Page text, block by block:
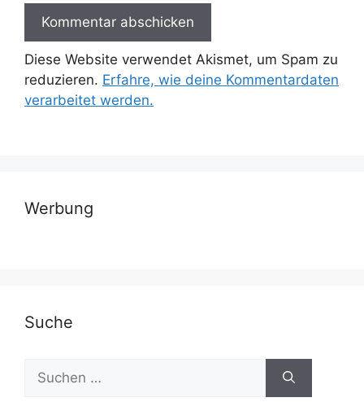
Diese Website verwendet Akismet, um Spam zu
reduzieren. Erfahre, wie deine Kommentardaten
verarbeitet werden.
Werbung
Suche
Suchen
nach: